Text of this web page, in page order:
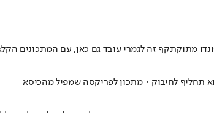
מתוקתקף זה לגמרי עובד גם כאן, עם המתכונים
תחליף לחיבוק • מתכון לפריקסה שמפיל מהכיסא